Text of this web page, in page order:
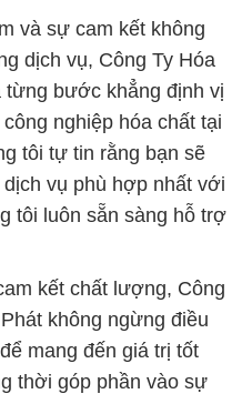
và sự cam kết không
dịch vụ, Công Ty Hóa
bước khẳng định vị
nghiệp hóa chất tại
tôi tự tin rằng bạn sẽ
vụ phù hợp nhất với
tôi luôn sẵn sàng hỗ trợ
kết chất lượng, Công
không ngừng điều
mang đến giá trị tốt
thời góp phần vào sự